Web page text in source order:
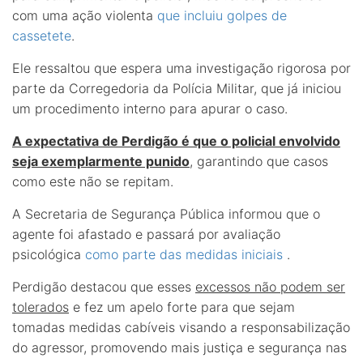
com uma ação violenta que incluiu golpes de
cassetete.
Ele ressaltou que espera uma investigação rigorosa por
parte da Corregedoria da Polícia Militar, que já iniciou
um procedimento interno para apurar o caso.
A expectativa de Perdigão é que o policial envolvido
seja exemplarmente punido, garantindo que casos
como este não se repitam.
A Secretaria de Segurança Pública informou que o
agente foi afastado e passará por avaliação
psicológica como parte das medidas iniciais .
Perdigão destacou que esses excessos não podem ser
tolerados e fez um apelo forte para que sejam
tomadas medidas cabíveis visando a responsabilização
do agressor, promovendo mais justiça e segurança nas